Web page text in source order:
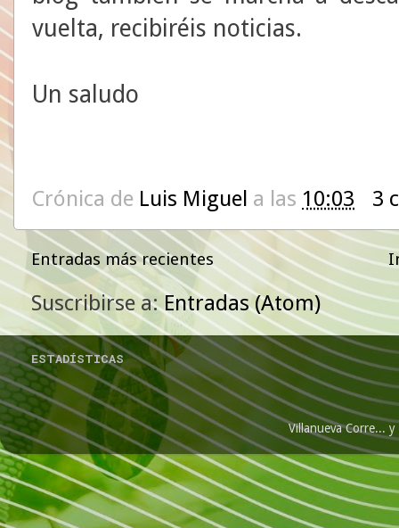
vuelta, recibiréis noticias.
Un saludo
Crónica de Luis Miguel a las 10:03 3
Entradas más recientes
Suscribirse a:Entradas (Atom)
ESTADÍSTICAS
Villanueva Corre...